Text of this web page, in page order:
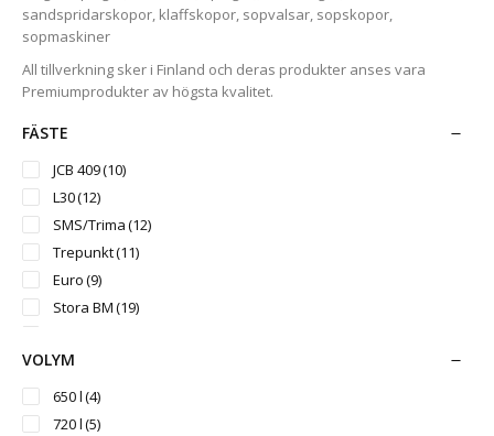
sandspridarskopor, klaffskopor, sopvalsar, sopskopor,
sopmaskiner
All tillverkning sker i Finland och deras produkter anses vara
Premiumprodukter av högsta kvalitet.
FÄSTE
JCB 409(10)
L30(12)
SMS/Trima(12)
Trepunkt(11)
Euro(9)
Stora BM(19)
VOLYM
650 l(4)
720 l(5)